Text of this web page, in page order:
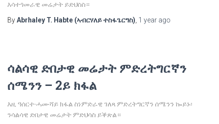
እሳተጎመራዊ መሬታት ይድህስስ።
ByAbrhaley T. Habte (ኣብርሃለይ ተስፋጌርግስ) 1 year ago
ሳልሳዊ ድበታዊ መሬታት ምድረትግርኛን
ሰሜንን – 2ይ ክፋል
እዚ ዓሰርተ-ሓሙሻይ ክፋል ስነምድራዊ ገለጻ ምድረትግርኛን ሰሜንን ኰይኑ፡
ንሳልሳዊ ድበታዊ መሬታት ምድህሳስ ይቕጽል።